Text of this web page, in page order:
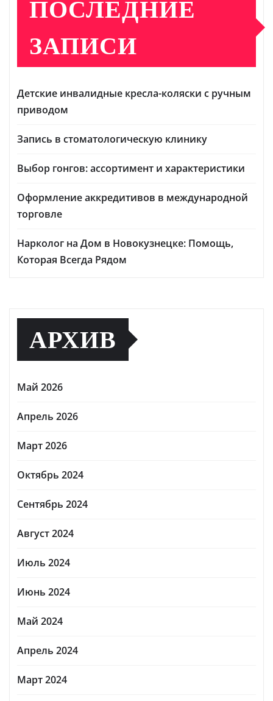
ЗАПИСИ
Детские инвалидные кресла-коляски с ручным
приводом
Запись в стоматологическую клинику
Выбор гонгов: ассортимент и характеристики
Оформление аккредитивов в международной
торговле
Нарколог на Дом в Новокузнецке: Помощь,
Которая Всегда Рядом
АРХИВ
Май 2026
Апрель 2026
Март 2026
Октябрь 2024
Сентябрь 2024
Август 2024
Июль 2024
Июнь 2024
Май 2024
Апрель 2024
Март 2024